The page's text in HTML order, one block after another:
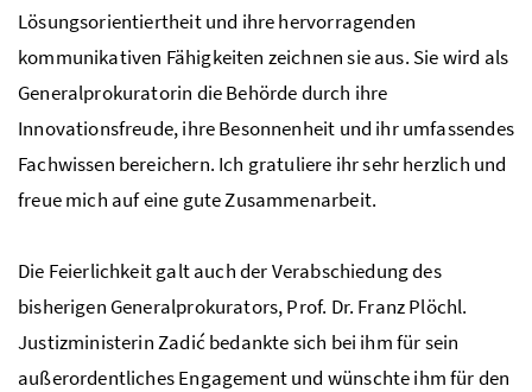
Lösungsorientiertheit und ihre hervorragenden
kommunikativen Fähigkeiten zeichnen sie aus. Sie wird als
Generalprokuratorin die Behörde durch ihre
Innovationsfreude, ihre Besonnenheit und ihr umfassendes
Fachwissen bereichern. Ich gratuliere ihr sehr herzlich und
freue mich auf eine gute Zusammenarbeit.
Die Feierlichkeit galt auch der Verabschiedung des
bisherigen Generalprokurators, Prof. Dr. Franz Plöchl.
Justizministerin Zadić bedankte sich bei ihm für sein
außerordentliches Engagement und wünschte ihm für den